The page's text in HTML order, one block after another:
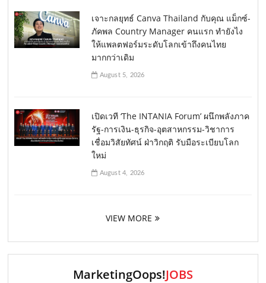
เจาะกลยุทธ์ Canva Thailand กับคุณ แม็กซ์-
ภัคพล Country Manager คนแรก ทำยังไง
ให้แพลตฟอร์มระดับโลกเข้าถึงคนไทย
มากกว่าเดิม
August 5, 2026
เปิดเวที ‘The INTANIA Forum’ ผนึกพลังภาค
รัฐ-การเงิน-ธุรกิจ-อุตสาหกรรม-วิชาการ
เชื่อมวิสัยทัศน์ ฝ่าวิกฤติ รับมือระเบียบโลก
ใหม่
August 4, 2026
VIEW MORE
MarketingOops!JOBS